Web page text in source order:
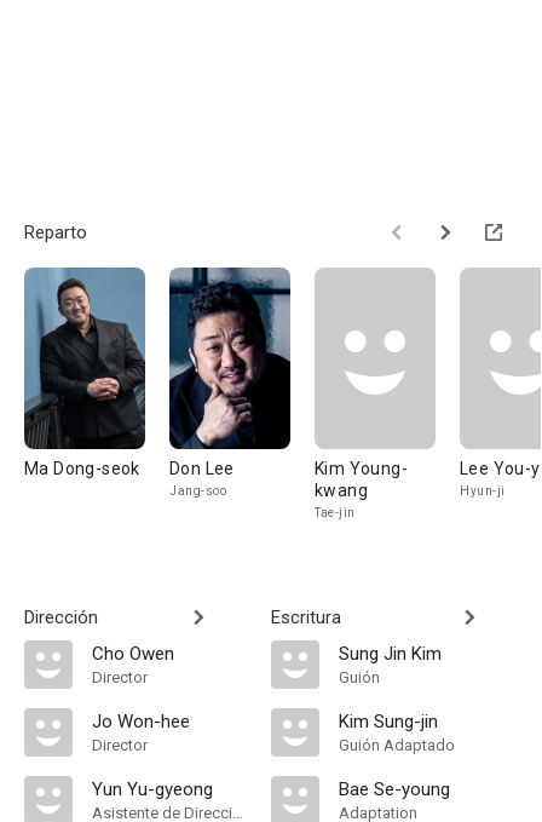
Reparto
Ma Dong-seok Don Lee
Jang-soo
Kim Young-
kwang
Tae-jin
Lee You-
Hyun-ji
Dirección
Cho Owen
Director
Jo Won-hee
Director
Yun Yu-gyeong
Asistente de Dirección
Escritura
Sung Jin Kim
Guión
Kim Sung-jin
Guión Adaptado
Bae Se-young
Adaptation